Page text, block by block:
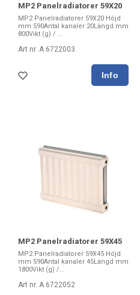
MP2 Panelradiatorer 59X20
MP2 Panelradiatorer 59X20 Höjd
mm 590Antal kanaler 20Längd mm
800Vikt (g) / ...
Art nr. A 6722003
MP2 Panelradiatorer 59X45
MP2 Panelradiatorer 59X45 Höjd
mm 590Antal kanaler 45Längd mm
1800Vikt (g) /...
Art nr. A 6722052